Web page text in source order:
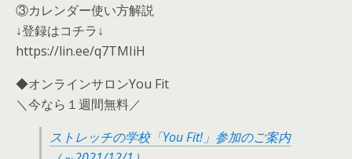
③カレンダー使い方解説
↓登録はコチラ↓
https://lin.ee/q7TMIiH
◆オンラインサロンYou Fit
＼今なら１週間無料／
ストレッチの学校「You Fit!」参加のご案内